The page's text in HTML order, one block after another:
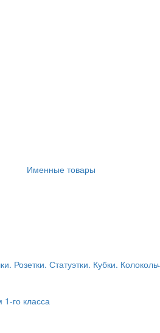
Именные товары
Розетки. Статуэтки. Кубки.
го класса